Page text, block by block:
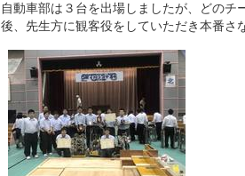
自動車部は３台を出場しましたが、どの
後、先生方に観客役をしていただき本番